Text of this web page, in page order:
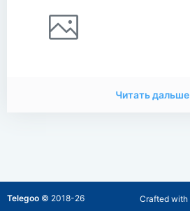
Читать дальше
Crafted with
Telegoo © 2018-26